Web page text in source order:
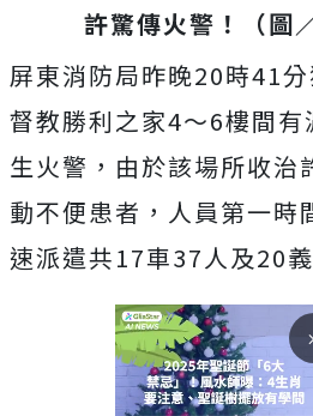
許驚傳火警！（圖
屏東消防局昨晚20時41
督教勝利之家4～6樓間
生火警，由於該場所收治
動不便患者，人員第一時
速派遣共17車37人及20
arrow_forward_ios